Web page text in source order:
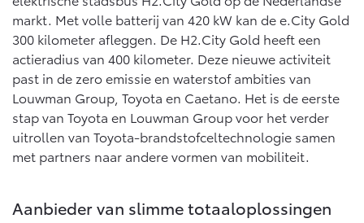
Proace (excl. BTW)
OOK ALS BATTERIJ-
ELEKTRISCH
Proace Verso
BATTERIJ-ELEKTRISCH
markt. Met volle batterij van 420 kW kan de e.City Gold
300 kilometer afleggen. De H2.City Gold heeft een
actieradius van 400 kilometer. Deze nieuwe activiteit
past in de zero emissie en waterstof ambities van
Louwman Group, Toyota en Caetano. Het is de eerste
stap van Toyota en Louwman Group voor het verder
uitrollen van Toyota-brandstofceltechnologie samen
met partners naar andere vormen van mobiliteit.
Aanbieder van slimme totaaloplossingen